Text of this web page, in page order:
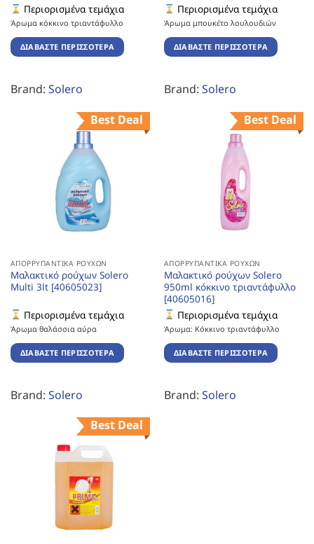
Περιορισμένα τεμάχια
Άρωμα κόκκινο τριαντάφυλλο
ΔΙΑΒΆΣΤΕ ΠΕΡΙΣΣΌΤΕΡΑ
Brand: Solero
Περιορισμένα τεμάχια
Άρωμα μπουκέτο λουλουδιών
ΔΙΑΒΆΣΤΕ ΠΕΡΙΣΣΌΤΕΡΑ
Brand: Solero
Best Deal
ΑΠΟΡΡΥΠΑΝΤΙΚΆ ΡΟΎΧΩΝ
Μαλακτικό ρούχων Solero
Multi 3lt [40605023]
Περιορισμένα τεμάχια
Άρωμα θαλάσσια αύρα
ΔΙΑΒΆΣΤΕ ΠΕΡΙΣΣΌΤΕΡΑ
Brand: Solero
Best Deal
ΑΠΟΡΡΥΠΑΝΤΙΚΆ ΡΟΎΧΩΝ
Μαλακτικό ρούχων Solero
950ml κόκκινο τριαντάφυλλο
[40605016]
Περιορισμένα τεμάχια
Άρωμα: Κόκκινο τριαντάφυλλο
ΔΙΑΒΆΣΤΕ ΠΕΡΙΣΣΌΤΕΡΑ
Brand: Solero
Best Deal